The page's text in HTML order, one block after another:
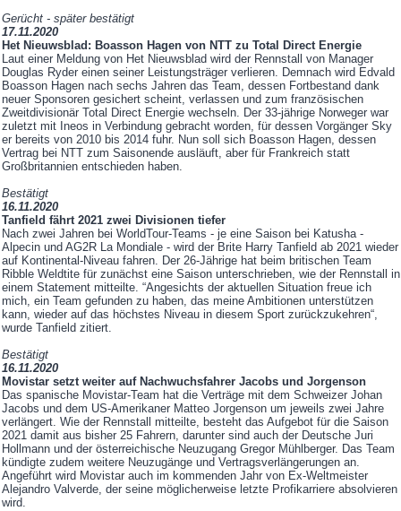
Gerücht - später bestätigt
17.11.2020
Het Nieuwsblad: Boasson Hagen von NTT zu Total Direct Energie
Laut einer Meldung von Het Nieuwsblad wird der Rennstall von Manager
Douglas Ryder einen seiner Leistungsträger verlieren. Demnach wird Edvald
Boasson Hagen nach sechs Jahren das Team, dessen Fortbestand dank
neuer Sponsoren gesichert scheint, verlassen und zum französischen
Zweitdivisionär Total Direct Energie wechseln. Der 33-jährige Norweger war
zuletzt mit Ineos in Verbindung gebracht worden, für dessen Vorgänger Sky
er bereits von 2010 bis 2014 fuhr. Nun soll sich Boasson Hagen, dessen
Vertrag bei NTT zum Saisonende ausläuft, aber für Frankreich statt
Großbritannien entschieden haben.
Bestätigt
16.11.2020
Tanfield fährt 2021 zwei Divisionen tiefer
Nach zwei Jahren bei WorldTour-Teams - je eine Saison bei Katusha -
Alpecin und AG2R La Mondiale - wird der Brite Harry Tanfield ab 2021 wieder
auf Kontinental-Niveau fahren. Der 26-Jährige hat beim britischen Team
Ribble Weldtite für zunächst eine Saison unterschrieben, wie der Rennstall in
einem Statement mitteilte. “Angesichts der aktuellen Situation freue ich
mich, ein Team gefunden zu haben, das meine Ambitionen unterstützen
kann, wieder auf das höchstes Niveau in diesem Sport zurückzukehren“,
wurde Tanfield zitiert.
Bestätigt
16.11.2020
Movistar setzt weiter auf Nachwuchsfahrer Jacobs und Jorgenson
Das spanische Movistar-Team hat die Verträge mit dem Schweizer Johan
Jacobs und dem US-Amerikaner Matteo Jorgenson um jeweils zwei Jahre
verlängert. Wie der Rennstall mitteilte, besteht das Aufgebot für die Saison
2021 damit aus bisher 25 Fahrern, darunter sind auch der Deutsche Juri
Hollmann und der österreichische Neuzugang Gregor Mühlberger. Das Team
kündigte zudem weitere Neuzugänge und Vertragsverlängerungen an.
Angeführt wird Movistar auch im kommenden Jahr von Ex-Weltmeister
Alejandro Valverde, der seine möglicherweise letzte Profikarriere absolvieren
wird.